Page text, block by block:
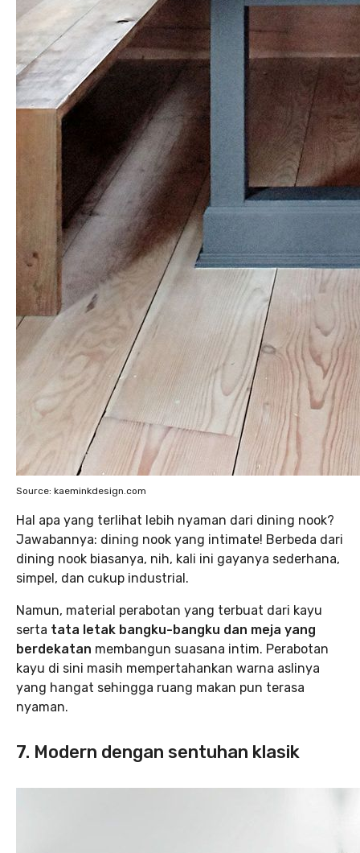
Source: kaeminkdesign.com
Hal apa yang terlihat lebih nyaman dari dining nook?
Jawabannya: dining nook yang intimate! Berbeda dari
dining nook biasanya, nih, kali ini gayanya sederhana,
simpel, dan cukup industrial.
Namun, material perabotan yang terbuat dari kayu
serta tata letak bangku-bangku dan meja yang
berdekatan membangun suasana intim. Perabotan
kayu di sini masih mempertahankan warna aslinya
yang hangat sehingga ruang makan pun terasa
nyaman.
7. Modern dengan sentuhan klasik